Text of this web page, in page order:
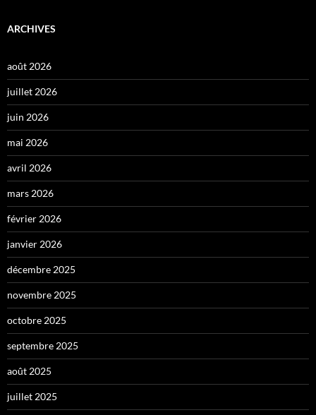
ARCHIVES
août 2026
juillet 2026
juin 2026
mai 2026
avril 2026
mars 2026
février 2026
janvier 2026
décembre 2025
novembre 2025
octobre 2025
septembre 2025
août 2025
juillet 2025